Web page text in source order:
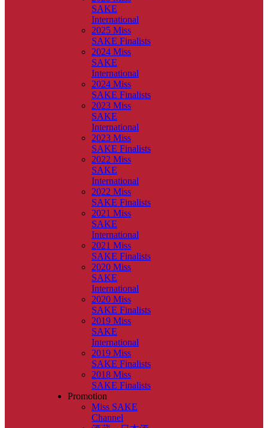
SAKE
International
2025 Miss
SAKE Finalists
2024 Miss
SAKE
International
2024 Miss
SAKE Finalists
2023 Miss
SAKE
International
2023 Miss
SAKE Finalists
2022 Miss
SAKE
International
2022 Miss
SAKE Finalists
2021 Miss
SAKE
International
2021 Miss
SAKE Finalists
2020 Miss
SAKE
International
2020 Miss
SAKE Finalists
2019 Miss
SAKE
International
2019 Miss
SAKE Finalists
2018 Miss
SAKE Finalists
Promotion
Miss SAKE
Channel